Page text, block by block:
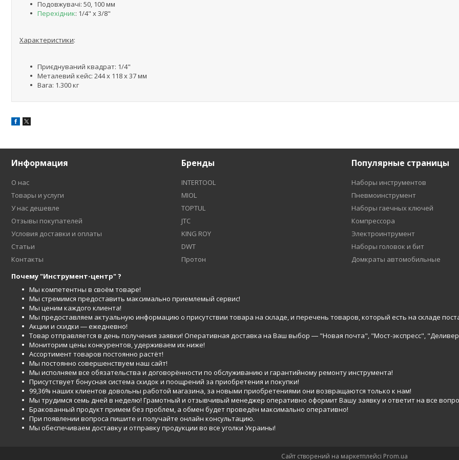
Подовжувачі: 50, 100 мм
Перехідник: 1/4" х 3/8"
Характеристики:
Приєднуваний квадрат: 1/4"
Металевий кейс: 244 x 118 x 37 мм
Вага: 1.300 кг
Информация
О нас
Товары и услуги
У нас дешевле
Отзывы покупателей
Условия доставки и оплаты
Статьи
Контакты
Бренды
INTERTOOL
MIOL
TOPTUL
JTC
KING ROY
DWT
Протон
Популярные страницы
Наборы инструментов
Пневмоинструмент
Наборы гаечных ключей
Компрессора
Электроинтрумент
Наборы головок и бит
Домкраты автомобильные
Почему "Инструмент-центр" ?
Мы компетентны в своём товаре!
Мы стремимся предоставить максимально приемлемый сервис!
Мы ценим каждого клиента!
Мы предоставляем актуальную информацию о присутствии товара на складе, и перечень товаров, который есть на складе
Акции и скидки ― ежедневно!
Товар отправляется в день получения заявки! Оперативная доставка на Ваш выбор ― "Новая почта", "Мост-экспресс",
Мониторим цены конкурентов, удерживаем их ниже!
Ассортимент товаров постоянно растёт!
Мы постоянно совершенствуем наш сайт!
Мы исполняем все обязательства и договорённости по обслуживанию и гарантийному ремонту инструмента!
Присутствует бонусная система скидок и поощрений за приобретения и покупки!
99,36% наших клиентов довольны работой магазина, за новыми приобретениями они возвращаются только к нам!
Мы трудимся семь дней в неделю! Грамотный и отзывчивый менеджер оперативно оформит Вашу заявку и ответит на все
Бракованный продукт примем без проблем, а обмен будет проведён максимально оперативно!
При появлении вопроса пишите и получайте онлайн консультацию.
Мы обеспечиваем доставку и отправку продукции во все уголки Украины!
Сайт створений на маркетплейсі Prom.ua